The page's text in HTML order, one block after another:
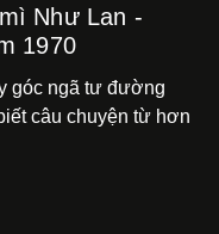
Như Lan -
1970
góc ngã tư đường
câu chuyện từ hơn